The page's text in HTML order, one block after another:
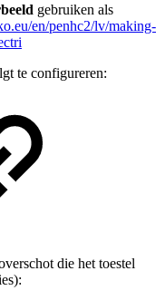
gebruiken als
en/penhc2/lv/making-
te configureren:
die het toestel